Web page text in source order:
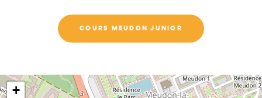
+
COURS MEUDON JUNIOR